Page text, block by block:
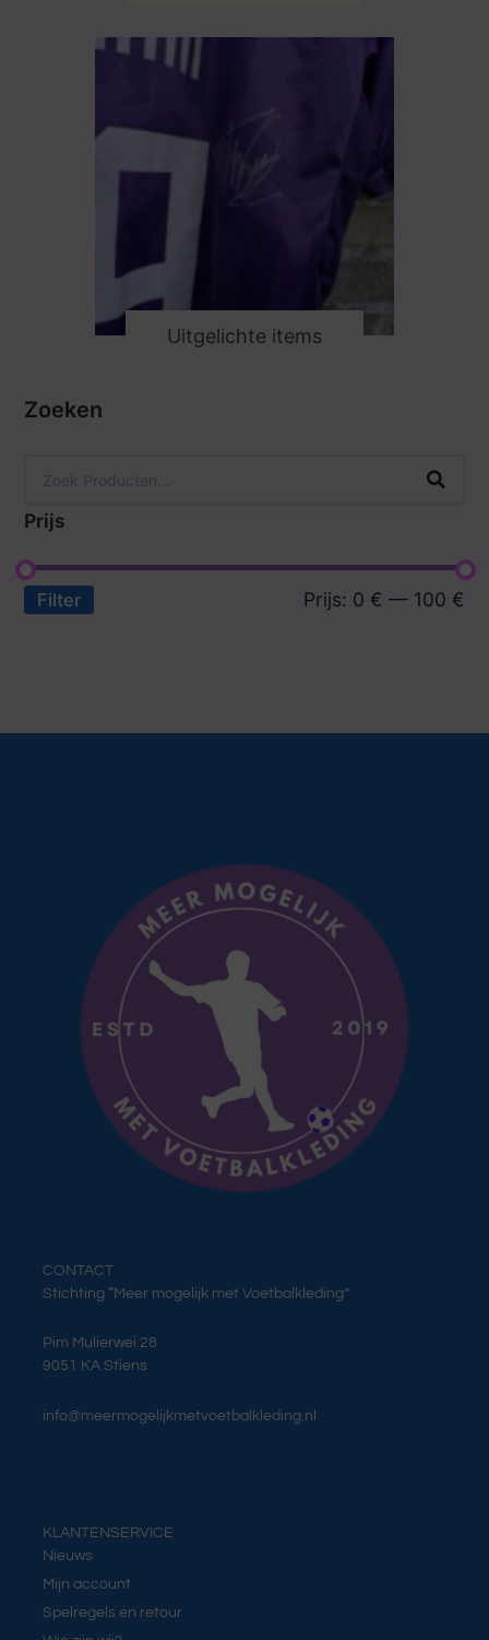
Uitgelichte items
Zoeken
Prijs
Filter Prijs: 0 € — 100 €
CONTACT
Stichting “Meer mogelijk met Voetbalkleding”
Pim Mulierwei 28
9051 KA Stiens
info@meermogelijkmetvoetbalkleding.nl
KLANTENSERVICE
Nieuws
Mijn account
Spelregels en retour